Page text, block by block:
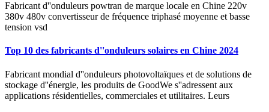
Fabricant d''onduleurs powtran de marque locale en Chine 220v
380v 480v convertisseur de fréquence triphasé moyenne et basse
tension vsd
Top 10 des fabricants d''onduleurs solaires en Chine 2024
Fabricant mondial d''onduleurs photovoltaïques et de solutions de
stockage d''énergie, les produits de GoodWe s''adressent aux
applications résidentielles, commerciales et utilitaires. Leurs